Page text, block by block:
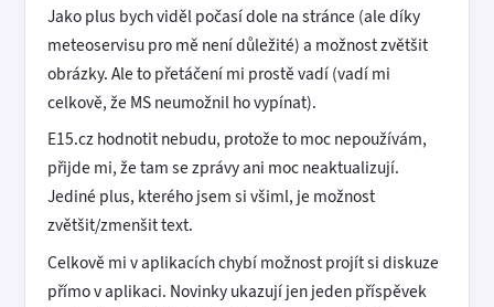
Jako plus bych viděl počasí dole na stránce (ale díky
meteoservisu pro mě není důležité) a možnost zvětšit
obrázky. Ale to přetáčení mi prostě vadí (vadí mi
celkově, že MS neumožnil ho vypínat).
E15.cz hodnotit nebudu, protože to moc nepoužívám,
přijde mi, že tam se zprávy ani moc neaktualizují.
Jediné plus, kterého jsem si všiml, je možnost
zvětšit/zmenšit text.
Celkově mi v aplikacích chybí možnost projít si diskuze
přímo v aplikaci. Novinky ukazují jen jeden příspěvek